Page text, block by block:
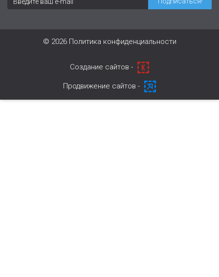
© 2026 Политика конфиденциальности
Cоздание сайтов -
Продвижение сайтов -